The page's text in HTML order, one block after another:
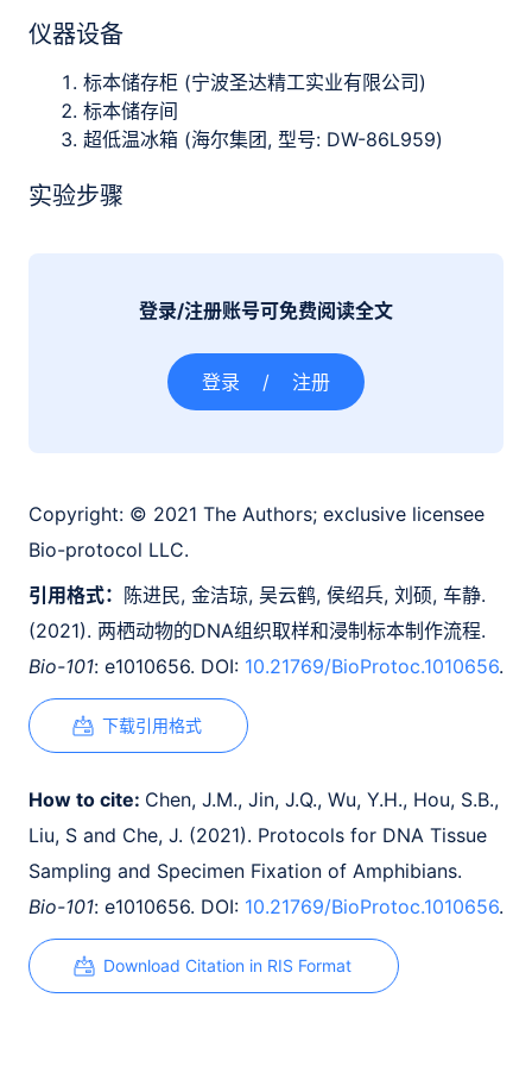
仪器设备
标本储存柜 (宁波圣达精工实业有限公司)
标本储存间
超低温冰箱 (海尔集团, 型号: DW-86L959)
实验步骤
登录/注册账号可免费阅读全文
登录 / 注册
Copyright: © 2021 The Authors; exclusive licensee
Bio-protocol LLC.
引用格式： 陈进民, 金洁琼, 吴云鹤, 侯绍兵, 刘硕, 车静.
(2021). 两栖动物的DNA组织取样和浸制标本制作流程.
Bio-101: e1010656. DOI: 10.21769/BioProtoc.1010656.
下载引用格式
How to cite: Chen, J.M., Jin, J.Q., Wu, Y.H., Hou, S.B.,
Liu, S and Che, J. (2021). Protocols for DNA Tissue
Sampling and Specimen Fixation of Amphibians.
Bio-101: e1010656. DOI: 10.21769/BioProtoc.1010656.
Download Citation in RIS Format